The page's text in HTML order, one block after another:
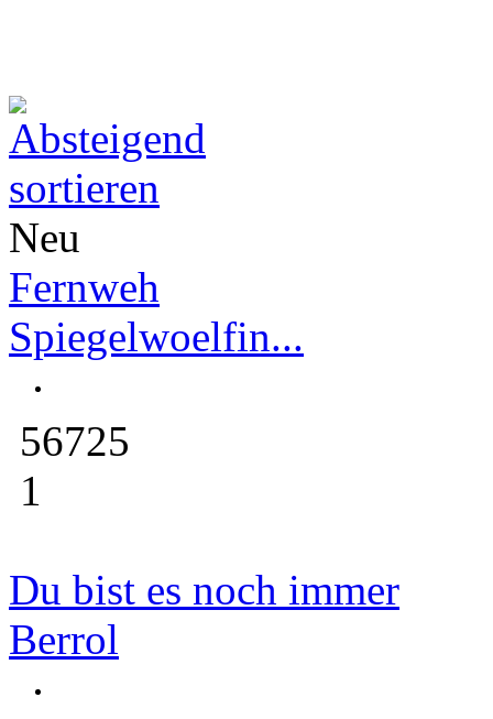
Neu
Fernweh
Spiegelwoelfin...
56725
1
Du bist es noch immer
Berrol